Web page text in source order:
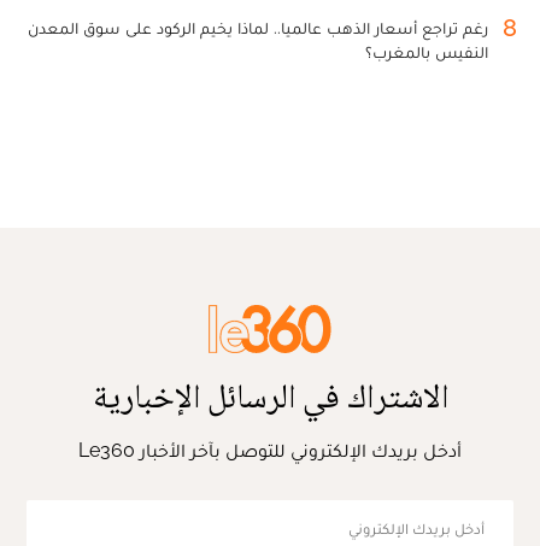
8
رغم تراجع أسعار الذهب عالميا.. لماذا يخيم الركود على سوق المعدن
النفيس بالمغرب؟
الاشتراك في الرسائل الإخبارية
أدخل بريدك الإلكتروني للتوصل بآخر الأخبار Le360